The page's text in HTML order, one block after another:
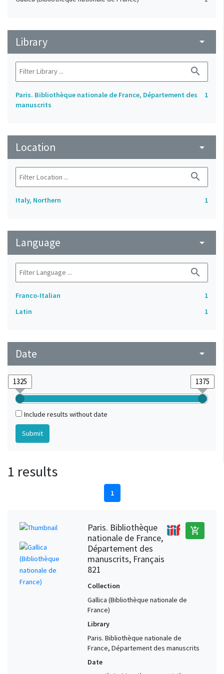
Library arrow_drop_down
search
Paris. Bibliothèque nationale de France, Département des
manuscrits
1
Location arrow_drop_down
search
Italy, Northern 1
Language arrow_drop_down
search
Franco-Italian
1
Latin
1
Date arrow_drop_down
Include results without date
1 results
1
Paris. Bibliothèque
nationale de France,
Département des
manuscrits, Français
821
add_shopping_cart
Collection
Gallica (Bibliothèque nationale de
France)
Library
Paris. Bibliothèque nationale de
France, Département des manuscrits
Date